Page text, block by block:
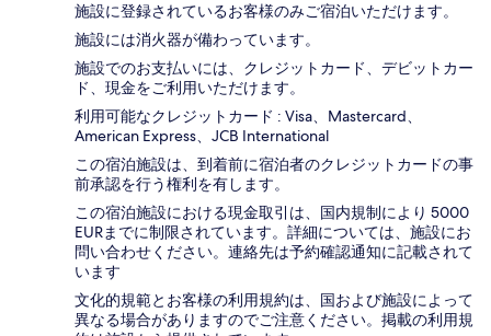
施設に登録されているお客様のみご宿泊いただけます。
施設には消火器が備わっています。
施設でのお支払いには、クレジットカード、デビットカー
ド、現金をご利用いただけます。
利用可能なクレジットカード : Visa、Mastercard、
American Express、JCB International
この宿泊施設は、到着前に宿泊者のクレジットカードの事
前承認を行う権利を有します。
この宿泊施設における現金取引は、国内規制により 5000
EURまでに制限されています。詳細については、施設にお
問い合わせください。連絡先は予約確認通知に記載されて
います
文化的規範とお客様の利用規約は、国および施設によって
異なる場合がありますのでご注意ください。掲載の利用規